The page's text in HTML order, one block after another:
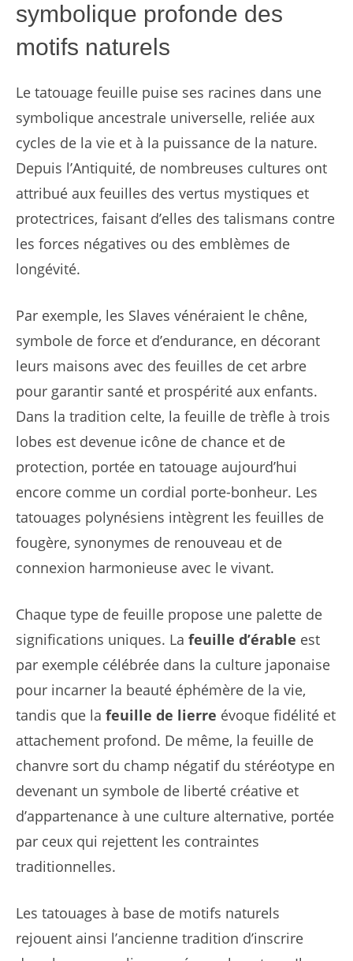
symbolique profonde des
motifs naturels
Le tatouage feuille puise ses racines dans une
symbolique ancestrale universelle, reliée aux
cycles de la vie et à la puissance de la nature.
Depuis l’Antiquité, de nombreuses cultures ont
attribué aux feuilles des vertus mystiques et
protectrices, faisant d’elles des talismans contre
les forces négatives ou des emblèmes de
longévité.
Par exemple, les Slaves vénéraient le chêne,
symbole de force et d’endurance, en décorant
leurs maisons avec des feuilles de cet arbre
pour garantir santé et prospérité aux enfants.
Dans la tradition celte, la feuille de trèfle à trois
lobes est devenue icône de chance et de
protection, portée en tatouage aujourd’hui
encore comme un cordial porte-bonheur. Les
tatouages polynésiens intègrent les feuilles de
fougère, synonymes de renouveau et de
connexion harmonieuse avec le vivant.
Chaque type de feuille propose une palette de
significations uniques. La feuille d’érable est
par exemple célébrée dans la culture japonaise
pour incarner la beauté éphémère de la vie,
tandis que la feuille de lierre évoque fidélité et
attachement profond. De même, la feuille de
chanvre sort du champ négatif du stéréotype en
devenant un symbole de liberté créative et
d’appartenance à une culture alternative, portée
par ceux qui rejettent les contraintes
traditionnelles.
Les tatouages à base de motifs naturels
rejouent ainsi l’ancienne tradition d’inscrire